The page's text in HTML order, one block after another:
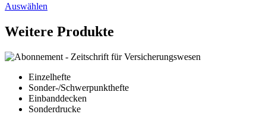
Auswählen
Weitere Produkte
Einzelhefte
Sonder-/Schwerpunkthefte
Einbanddecken
Sonderdrucke